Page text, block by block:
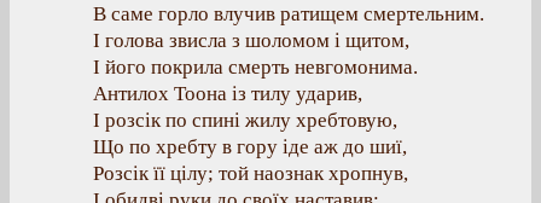
В саме горло влучив ратищем смертельним.
І голова звисла з шоломом і щитом,
І його покрила смерть невгомонима.
Антилох Тоона із тилу ударив,
І розсік по спині жилу хребтовую,
Що по хребту в гору іде аж до шиї,
Розсік її цілу; той наознак хропнув,